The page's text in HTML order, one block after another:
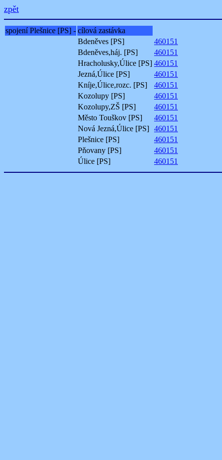
zpět
spojení Plešnice [PS] - cílová zastávka
Bdeněves [PS]
460151
Bdeněves,háj. [PS]
460151
Hracholusky,Úlice [PS] 460151
Jezná,Úlice [PS]
460151
Kníje,Úlice,rozc. [PS]
460151
Kozolupy [PS]
460151
Kozolupy,ZŠ [PS]
460151
Město Touškov [PS]
460151
Nová Jezná,Úlice [PS] 460151
Plešnice [PS]
460151
Pňovany [PS]
460151
Úlice [PS]
460151